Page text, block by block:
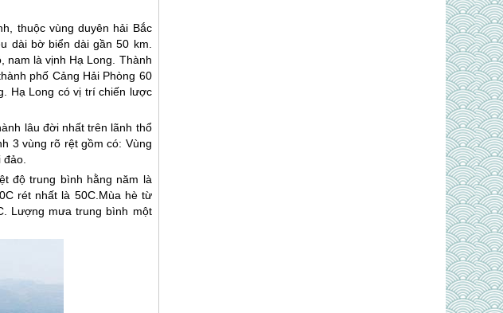
thuộc vùng duyên hải Bắc
dài bờ biển dài gần 50 km.
nam là vịnh Hạ Long. Thành
phố Cảng Hải Phòng 60
Hạ Long có vị trí chiến lược
lâu đời nhất trên lãnh thổ
3 vùng rõ rệt gồm có: Vùng
đảo.
độ trung bình hằng năm là
rét nhất là 50C.Mùa hè từ
Lượng mưa trung bình một